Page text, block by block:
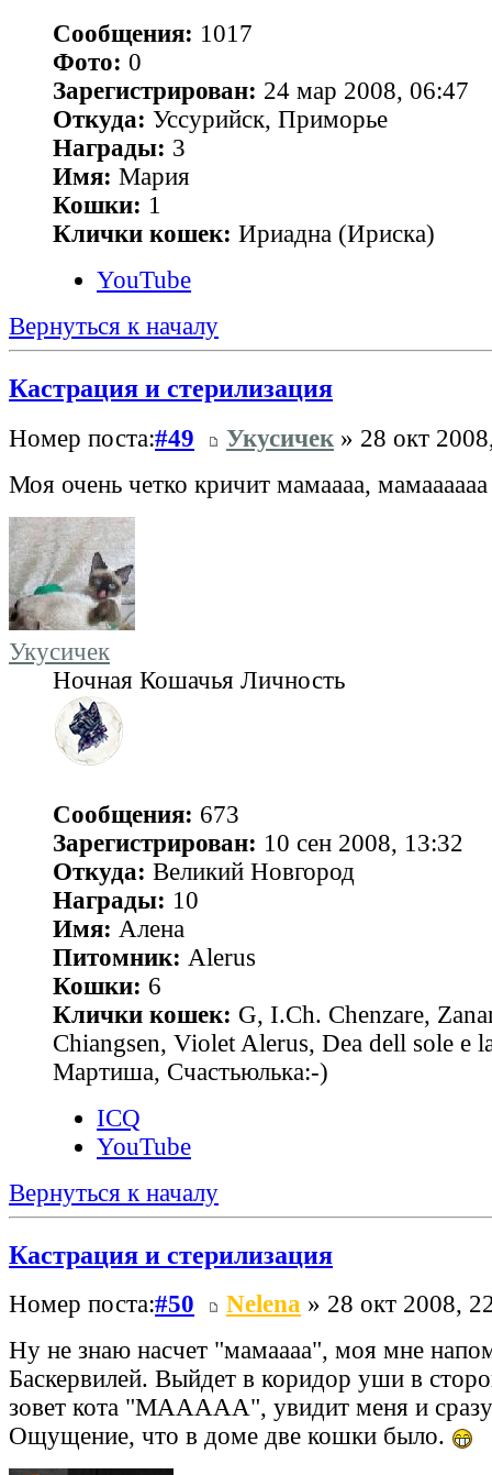
Сообщения: 1017
Фото: 0
Зарегистрирован: 24 мар 2008, 06:47
Откуда: Уссурийск, Приморье
Награды: 3
Имя: Мария
Кошки: 1
Клички кошек: Ириадна (Ириска)
YouTube
Вернуться к началу
Кастрация и стерилизация
Номер поста:#49 Укусичек » 28 окт
Моя очень четко кричит мамаааа,
Укусичек
Ночная Кошачья Личность
Сообщения: 673
Зарегистрирован: 10 сен 2008, 13:32
Откуда: Великий Новгород
Награды: 10
Имя: Алена
Питомник: Alerus
Кошки: 6
Клички кошек: G, I.Ch. Chenzare,
Chiangsen, Violet Alerus, Dea dell sole e
Мартиша, Счастьюлька:-)
ICQ
YouTube
Вернуться к началу
Кастрация и стерилизация
Номер поста:#50 Nelena » 28 окт 2008,
Ну не знаю насчет "мамаааа", моя мне
Баскервилей. Выйдет в коридор уши в
зовет кота "МААААА", увидит меня и
Ощущение, что в доме две кошки было.